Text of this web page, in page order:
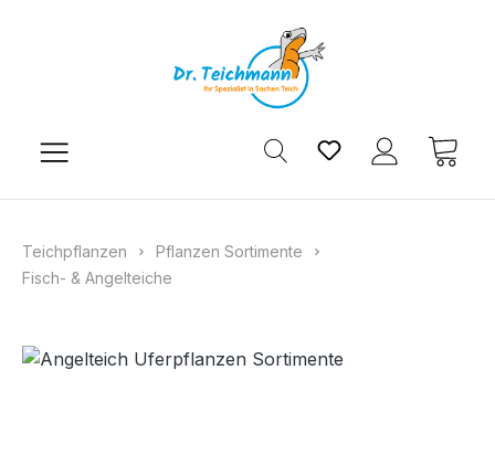
Du hast 0
Teichpflanzen
Pflanzen Sortimente
Fisch- & Angelteiche
Bildergalerie überspringen